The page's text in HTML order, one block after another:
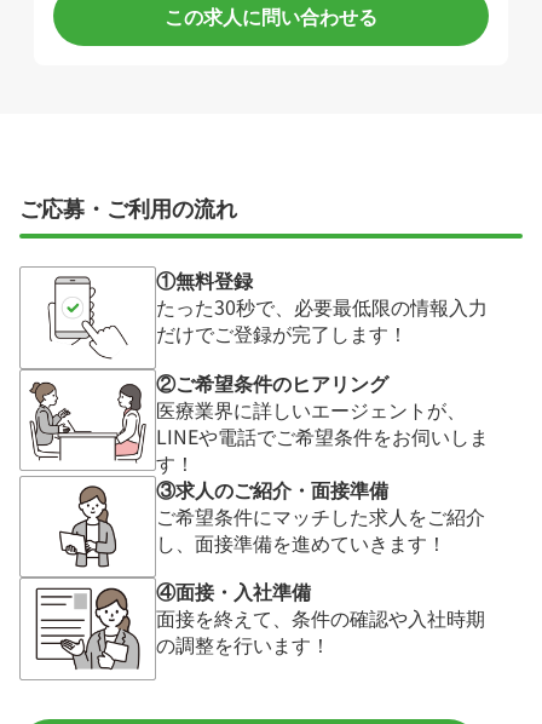
この求人に問い合わせる
ご応募・ご利用の流れ
①無料登録
たった30秒で、必要最低限の情報入力
だけでご登録が完了します！
②ご希望条件のヒアリング
医療業界に詳しいエージェントが、
LINEや電話でご希望条件をお伺いしま
す！
③求人のご紹介・面接準備
ご希望条件にマッチした求人をご紹介
し、面接準備を進めていきます！
④面接・入社準備
面接を終えて、条件の確認や入社時期
の調整を行います！